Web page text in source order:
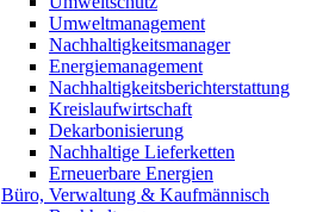
Umweltmanagement
Nachhaltigkeitsmanager
Energiemanagement
Nachhaltigkeitsberichterstattung
Kreislaufwirtschaft
Dekarbonisierung
Nachhaltige Lieferketten
Erneuerbare Energien
Büro, Verwaltung & Kaufmännisch